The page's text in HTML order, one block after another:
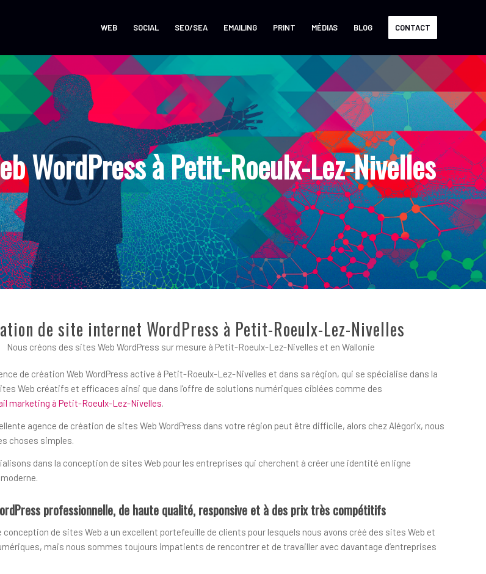
WEB SOCIAL SEO/SEA EMAILING PRINT MÉDIAS BLOG CONTACT
WordPress à Petit-Roeulx-Lez-Nivelles
de site internet WordPress à Petit-Roeulx-Lez-Nivelles
Nous créons des sites Web WordPress sur mesure à Petit-Roeulx-Lez-Nivelles et en Wallonie
de création Web WordPress active à Petit-Roeulx-Lez-Nivelles et dans sa région, qui se spécialise dans la
Web créatifs et efficaces ainsi que dans l’offre de solutions numériques ciblées comme des
marketing à Petit-Roeulx-Lez-Nivelles.
agence de création de sites Web WordPress dans votre région peut être difficile, alors chez Alégorix, nous
choses simples.
dans la conception de sites Web pour les entreprises qui cherchent à créer une identité en ligne
professionnelle, de haute qualité, responsive et à des prix très compétitifs
conception de sites Web a un excellent portefeuille de clients pour lesquels nous avons créé des sites Web et
mais nous sommes toujours impatients de rencontrer et de travailler avec davantage d’entreprises